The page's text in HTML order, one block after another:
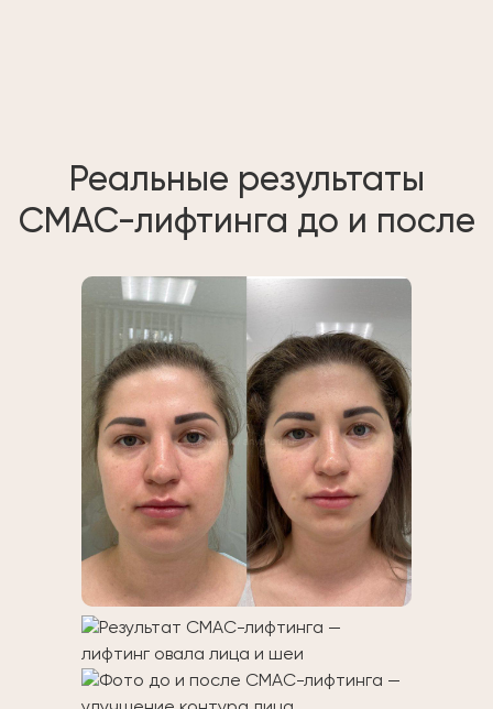
Реальные результаты
СМАС-лифтинга до и после